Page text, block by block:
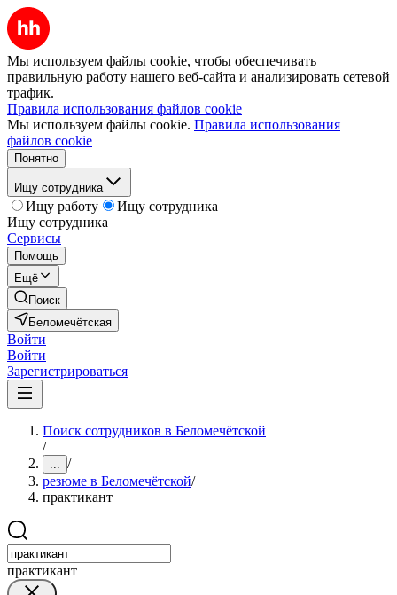
Мы используем файлы cookie, чтобы обеспечивать
правильную работу нашего веб-сайта и анализировать сетевой
трафик.
Правила использования файлов cookie
Мы используем файлы cookie. Правила использования
файлов cookie
Понятно
Ищу сотрудника
Ищу работу
Ищу сотрудника
Ищу сотрудника
Сервисы
Помощь
Ещё
Поиск
Беломечётская
Войти
Войти
Зарегистрироваться
Поиск сотрудников в Беломечётской
/
... /
резюме в Беломечётской/
практикант
практикант